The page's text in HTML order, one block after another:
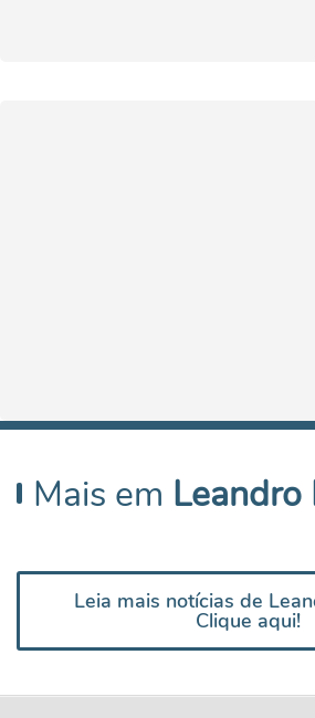
Mais em Leandro
Leia mais notícias de
Clique aqui!